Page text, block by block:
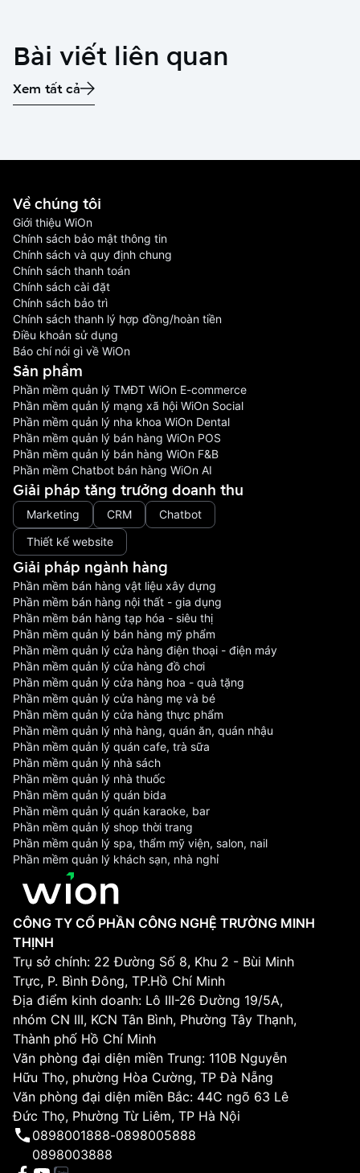
Bài viết liên quan
Xem tất cả
Về chúng tôi
Giới thiệu WiOn
Chính sách bảo mật thông tin
Chính sách và quy định chung
Chính sách thanh toán
Chính sách cài đặt
Chính sách bảo trì
Chính sách thanh lý hợp đồng/hoàn tiền
Điều khoản sử dụng
Báo chí nói gì về WiOn
Sản phầm
Phần mềm quản lý TMĐT WiOn E-commerce
Phần mềm quản lý mạng xã hội WiOn Social
Phần mềm quản lý nha khoa WiOn Dental
Phần mềm quản lý bán hàng WiOn POS
Phần mềm quản lý bán hàng WiOn F&B
Phần mềm Chatbot bán hàng WiOn AI
Giải pháp tăng trưởng doanh thu
Marketing CRM
Chatbot
Thiết kế website
Giải pháp ngành hàng
Phần mềm bán hàng vật liệu xây dựng
Phần mềm bán hàng nội thất - gia dụng
Phần mềm bán hàng tạp hóa - siêu thị
Phần mềm quản lý bán hàng mỹ phẩm
Phần mềm quản lý cửa hàng điện thoại - điện máy
Phần mềm quản lý cửa hàng đồ chơi
Phần mềm quản lý cửa hàng hoa - quà tặng
Phần mềm quản lý cửa hàng mẹ và bé
Phần mềm quản lý cửa hàng thực phẩm
Phần mềm quản lý nhà hàng, quán ăn, quán nhậu
Phần mềm quản lý quán cafe, trà sữa
Phần mềm quản lý nhà sách
Phần mềm quản lý nhà thuốc
Phần mềm quản lý quán bida
Phần mềm quản lý quán karaoke, bar
Phần mềm quản lý shop thời trang
Phần mềm quản lý spa, thẩm mỹ viện, salon, nail
Phần mềm quản lý khách sạn, nhà nghỉ
CÔNG TY CỔ PHẦN CÔNG NGHỆ TRƯỜNG MINH
THỊNH
Trụ sở chính: 22 Đường Số 8, Khu 2 - Bùi Minh
Trực, P. Bình Đông, TP.Hồ Chí Minh
Địa điểm kinh doanh: Lô III-26 Đường 19/5A,
nhóm CN III, KCN Tân Bình, Phường Tây Thạnh,
Thành phố Hồ Chí Minh
Văn phòng đại diện miền Trung: 110B Nguyễn
Hữu Thọ, phường Hòa Cường, TP Đà Nẵng
Văn phòng đại diện miền Bắc: 44C ngõ 63 Lê
Đức Thọ, Phường Từ Liêm, TP Hà Nội
0898001888-0898005888
0898003888